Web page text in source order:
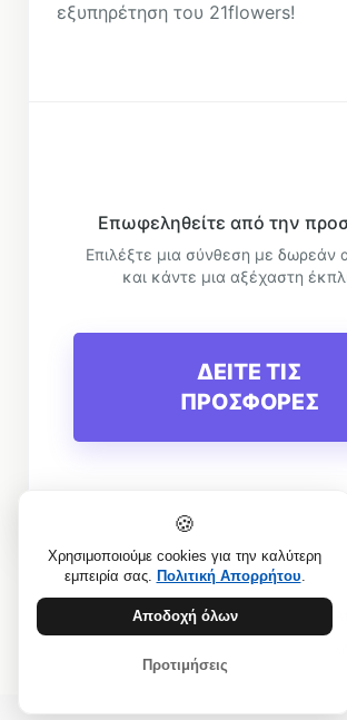
εξυπηρέτηση του 21flowers!
Επωφεληθείτε από την
Επιλέξτε μια σύνθεση με δωρεάν
και κάντε μια αξέχαστη
ΔΕΙΤΕ ΤΙΣ
ΠΡΟΣΦΟΡΕΣ
Προηγούμενο άρθρο: Λουλούδια με
Επόμενο άρθρο: Ανθοπωλείο Αθήνα:
🍪
Χρησιμοποιούμε cookies για την καλύτερη
εμπειρία σας. Πολιτική Απορρήτου.
Αποδοχή όλων
Προτιμήσεις